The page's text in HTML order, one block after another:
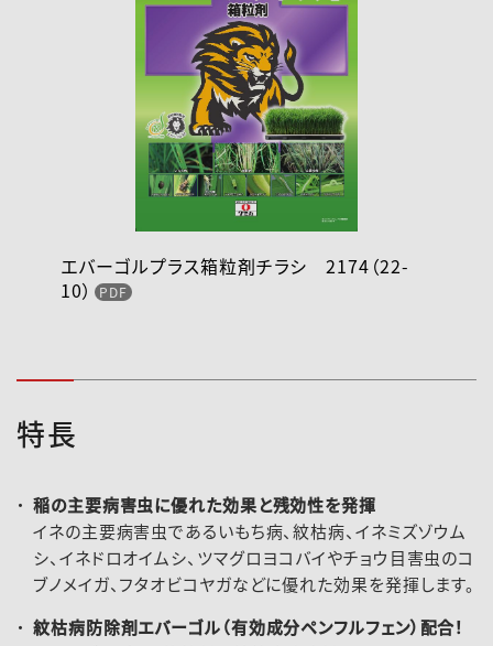
エバーゴルプラス箱粒剤チラシ 2174（22-
10）
特長
稲の主要病害虫に優れた効果と残効性を発揮
イネの主要病害虫であるいもち病、紋枯病、イネミズゾウム
シ、イネドロオイムシ、ツマグロヨコバイやチョウ目害虫のコ
ブノメイガ、フタオビコヤガなどに優れた効果を発揮します。
紋枯病防除剤エバーゴル（有効成分ペンフルフェン）配合！